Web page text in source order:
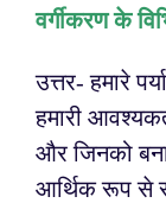
वर्गीकरण के
उत्तर- हमारे
हमारी
और जिनको
आर्थिक रूप से